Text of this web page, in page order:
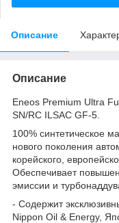
Описание
Описание
Еneos Premium Ultra
SN/RC ILSAC GF-5.
100% синтетическое
нового поколения
корейского,
Обеспечивает
эмиссии и
- Содержит
Nippon Oil & Energy,